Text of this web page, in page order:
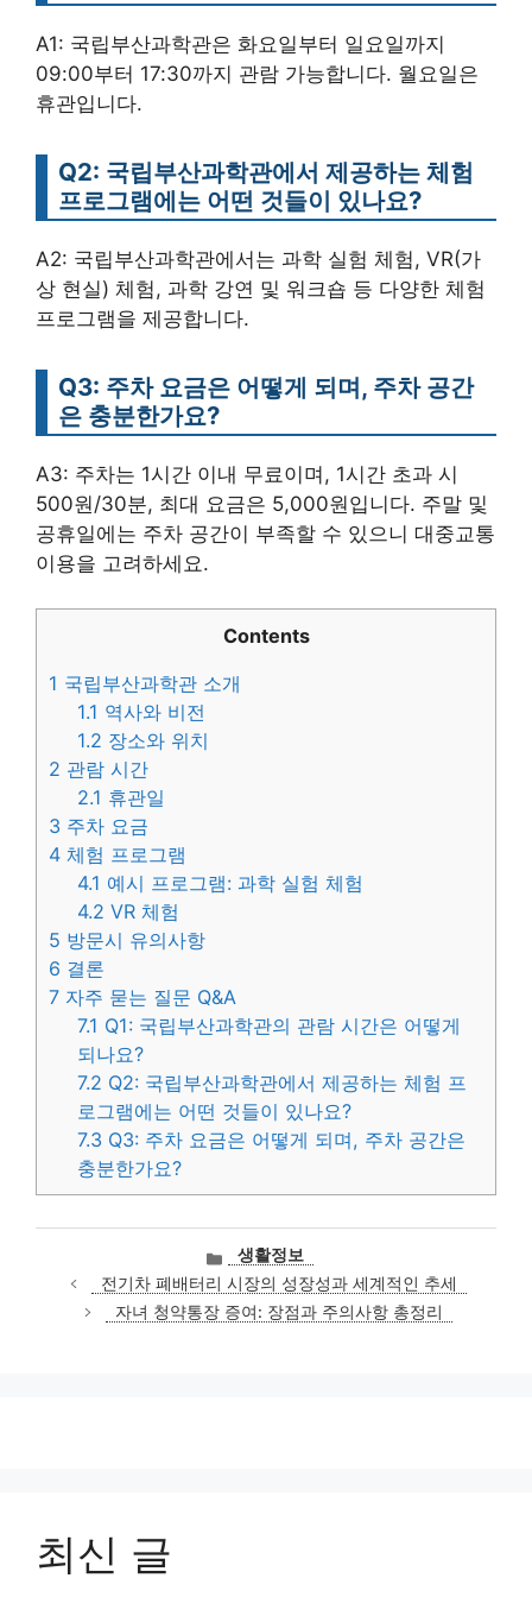
A1: 국립부산과학관은 화요일부터 일요일까지
09:00부터 17:30까지 관람 가능합니다. 월요일은
휴관입니다.
Q2: 국립부산과학관에서 제공하는 체험
프로그램에는 어떤 것들이 있나요?
A2: 국립부산과학관에서는 과학 실험 체험, VR(가
상 현실) 체험, 과학 강연 및 워크숍 등 다양한 체험
프로그램을 제공합니다.
Q3: 주차 요금은 어떻게 되며, 주차 공간
은 충분한가요?
A3: 주차는 1시간 이내 무료이며, 1시간 초과 시
500원/30분, 최대 요금은 5,000원입니다. 주말 및
공휴일에는 주차 공간이 부족할 수 있으니 대중교통
이용을 고려하세요.
Contents
1 국립부산과학관 소개
1.1 역사와 비전
1.2 장소와 위치
2 관람 시간
2.1 휴관일
3 주차 요금
4 체험 프로그램
4.1 예시 프로그램: 과학 실험 체험
4.2 VR 체험
5 방문시 유의사항
6 결론
7 자주 묻는 질문 Q&A
7.1 Q1: 국립부산과학관의 관람 시간은 어떻게
되나요?
7.2 Q2: 국립부산과학관에서 제공하는 체험 프
로그램에는 어떤 것들이 있나요?
7.3 Q3: 주차 요금은 어떻게 되며, 주차 공간은
충분한가요?
카
테
고
리
생활정보
전기차 폐배터리 시장의 성장성과 세계적인 추세
자녀 청약통장 증여: 장점과 주의사항 총정리
최신 글